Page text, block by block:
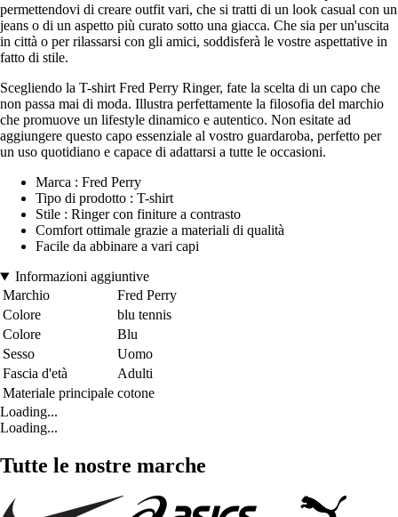
permettendovi di creare outfit vari, che si tratti di un look casual con un
jeans o di un aspetto più curato sotto una giacca. Che sia per un'uscita
in città o per rilassarsi con gli amici, soddisferà le vostre aspettative in
fatto di stile.
Scegliendo la T-shirt Fred Perry Ringer, fate la scelta di un capo che
non passa mai di moda. Illustra perfettamente la filosofia del marchio
che promuove un lifestyle dinamico e autentico. Non esitate ad
aggiungere questo capo essenziale al vostro guardaroba, perfetto per
un uso quotidiano e capace di adattarsi a tutte le occasioni.
Marca : Fred Perry
Tipo di prodotto : T-shirt
Stile : Ringer con finiture a contrasto
Comfort ottimale grazie a materiali di qualità
Facile da abbinare a vari capi
Informazioni aggiuntive
Marchio
Fred Perry
Colore
blu tennis
Colore
Blu
Sesso
Uomo
Fascia d'età
Adulti
Materiale principale cotone
Loading...
Loading...
Tutte le nostre marche